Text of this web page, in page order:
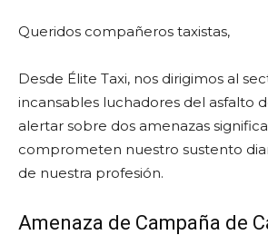
Queridos compañeros taxistas,
Desde Élite Taxi, nos dirigimos al
incansables luchadores del asfalto
alertar sobre dos amenazas
comprometen nuestro sustento
de nuestra profesión.
Amenaza de Campaña de